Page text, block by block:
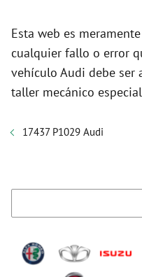
Esta web es
cualquier fallo o error
vehículo Audi debe ser
taller mecánico
17437 P1029 Audi